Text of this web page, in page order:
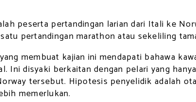
peserta pertandingan larian dari Itali ke
pertandingan marathon atau sekeliling
membuat kajian ini mendapati bahawa
Ini disyaki berkaitan dengan pelari yang
tersebut. Hipotesis penyelidik adalah
memerlukan.